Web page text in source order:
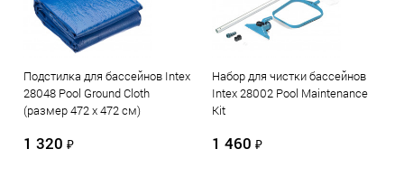
Подстилка для бассейнов Intex
28048 Pool Ground Cloth
(размер 472 х 472 см)
1 320 ₽
Набор для чистки бассейнов
Intex 28002 Pool Maintenance
Kit
1 460 ₽